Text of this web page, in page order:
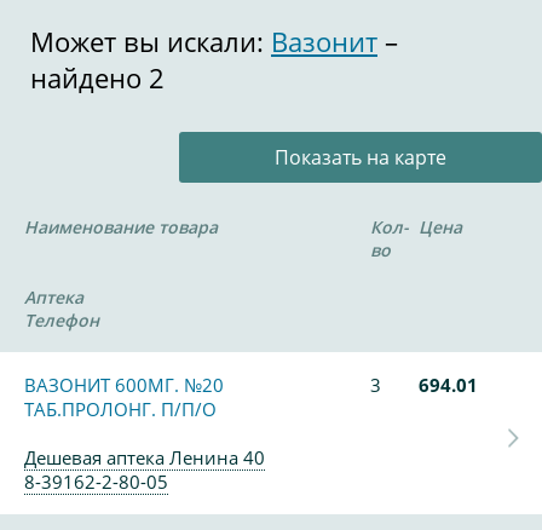
Может вы искали: Вазонит –
найдено 2
Показать на карте
Наименование товара
Кол-
во
Цена
Аптека
Телефон
ВАЗОНИТ 600МГ. №20
ТАБ.ПРОЛОНГ. П/П/О
3 694.01
Дешевая аптека Ленина 40
8-39162-2-80-05